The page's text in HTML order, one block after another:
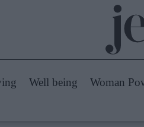
Tips
News
Well being Woman